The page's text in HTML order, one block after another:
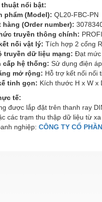
nổi bật:
phẩm (Model): QL20-FBC-PN
hàng (Order number):
truyền thông chính:
nối vật lý: Tích hợp 2 cổng
truyền dữ liệu mạng: Đạt mức
cấp hệ thống: Sử dụng điện
mở rộng: Hỗ trợ kết nối nối
tinh gọn: Kích thước H x W x
tế:
được lắp đặt trên thanh ray
các trạm thu thập dữ liệu từ
nghiệp: CÔNG TY CỔ